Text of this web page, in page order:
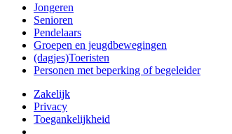
Jongeren
Senioren
Pendelaars
Groepen en jeugdbewegingen
(dagjes)Toeristen
Personen met beperking of begeleider
Zakelijk
Privacy
Toegankelijkheid